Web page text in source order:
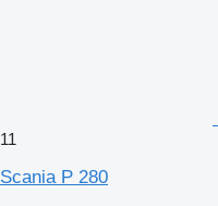
11
Scania P 280